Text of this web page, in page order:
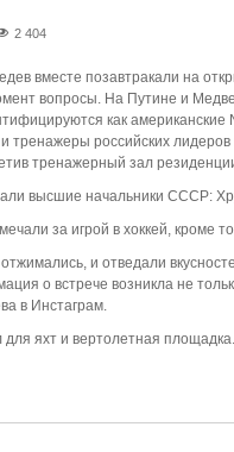
- Итоги хоккейного
и новые победы
- Мобильные
в Монтгомери
2 404
вместе позавтракали на
вопросы. На Путине и
как
российских
тренажерный зал
высшие начальники СССР:
за игрой в хоккей, кроме
и отведали
о встрече возникла не
в Инстаграм.
яхт и вертолетная площадка.